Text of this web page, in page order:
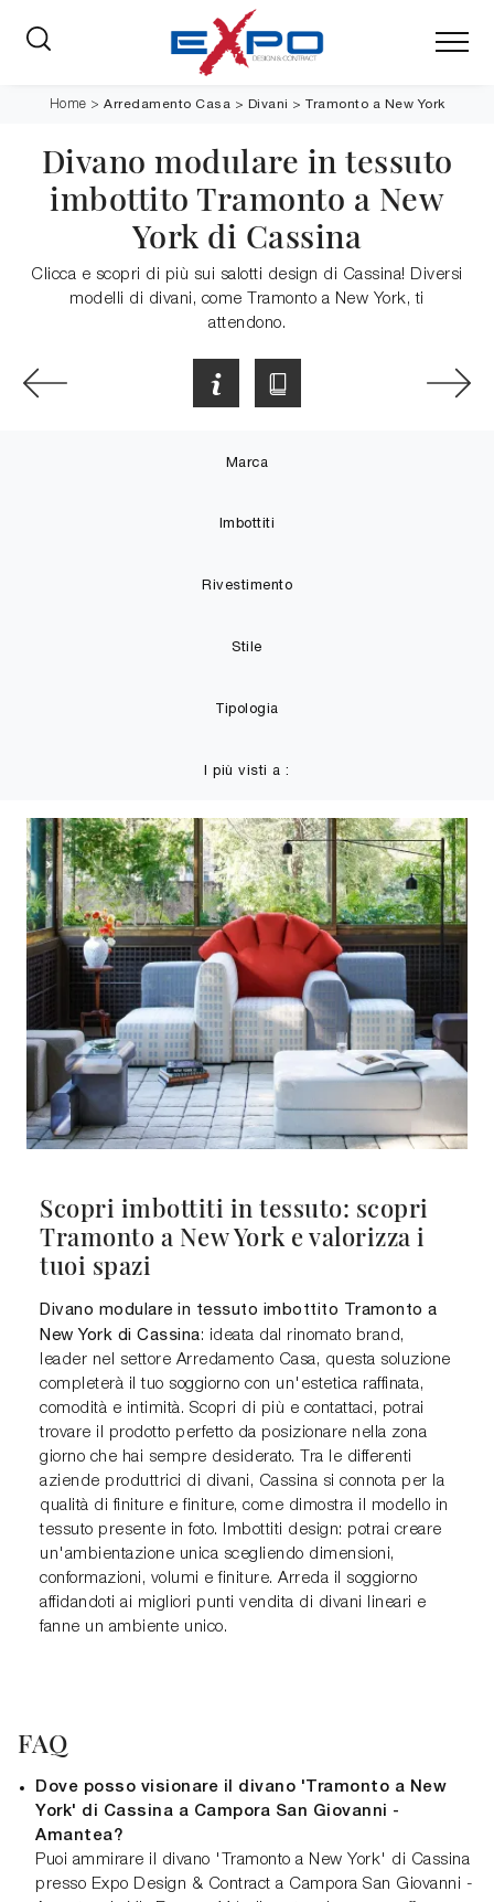
Home > Arredamento Casa > Divani > Tramonto a New York
Divano modulare in tessuto
imbottito Tramonto a New
York di Cassina
Clicca e scopri di più sui salotti design di Cassina! Diversi
modelli di divani, come Tramonto a New York, ti
attendono.
Marca
Imbottiti
Rivestimento
Stile
Tipologia
I più visti a :
Scopri imbottiti in tessuto: scopri
Tramonto a New York e valorizza i
tuoi spazi
Divano modulare in tessuto imbottito Tramonto a
New York di Cassina: ideata dal rinomato brand,
leader nel settore Arredamento Casa, questa soluzione
completerà il tuo soggiorno con un'estetica raffinata,
comodità e intimità. Scopri di più e contattaci, potrai
trovare il prodotto perfetto da posizionare nella zona
giorno che hai sempre desiderato. Tra le differenti
aziende produttrici di divani, Cassina si connota per la
qualità di finiture e finiture, come dimostra il modello in
tessuto presente in foto. Imbottiti design: potrai creare
un'ambientazione unica scegliendo dimensioni,
conformazioni, volumi e finiture. Arreda il soggiorno
affidandoti ai migliori punti vendita di divani lineari e
fanne un ambiente unico.
FAQ
Dove posso visionare il divano 'Tramonto a New
York' di Cassina a Campora San Giovanni -
Amantea?
Puoi ammirare il divano 'Tramonto a New York' di Cassina
presso Expo Design & Contract a Campora San Giovanni -